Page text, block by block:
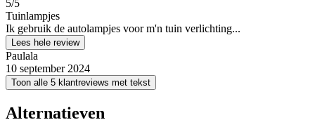
5/5
Tuinlampjes
Ik gebruik de autolampjes voor m'n tuin verlichting...
Lees hele review
Paulala
10 september 2024
Toon alle 5 klantreviews met tekst
Alternatieven